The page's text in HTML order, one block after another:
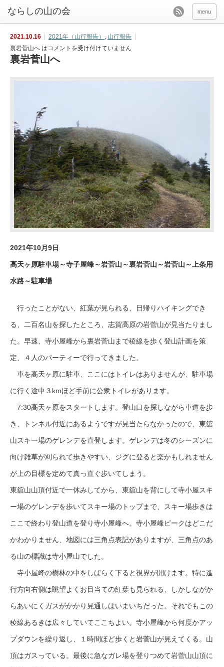
menu
2021.10.16 2021年（山行報告） , 山行報告
裏岩菅山へ はコメントを受け付けていません
裏岩菅山へ
2021年10月9日
高天ヶ原駐車場～寺子屋峰～岩菅山～裏岩菅山～岩菅山～上条用
水路～駐車場
行ったことがない、紅葉が見られる、日帰りハイキングでき
る、二百名山を探したところ、志賀高原の岩菅山が見当たりまし
た。早速、寺小屋峰から裏岩菅山まで稜線を歩く登山計画を策
定、４人のパーティーで行ってきました。
車を高天ヶ原に駐車、ここにはトイレはありませんが、駐車場
に行く途中３kmほど手前に公衆トイレがあります。
7:30高天ヶ原をスタートします。登山口を探しながら車道を歩
き、トンネル付近にあるようですが見当たらなかったので、東舘
山スキー場のゲレンデを直登します。ゲレンデは冬のシーズンに
向け雑草が刈られて歩きやすい、ジグに登ると楽かもしれません
が上の目標を定めて真っ直ぐ歩いてしまう。
東舘山山頂付近で一休みしてから、東舘山を背にして寺小屋スキ
ー場のゲレンデを歩いてスキー場のトップまで、スキー場歩きは
ここで終わり登山道を登り寺小屋峰へ。寺小屋峰ピークはどこだ
かわかりません、地図には三角点表記がありますが、三角点のあ
る山の標識は寺小屋山でした。
寺小屋峰の樹林の中をしばらく下ると視界が開けます。特に進
行方向右側は眺望よくお目当ての紅葉も見られる、しかしながか
らあいにくガスがかかり見通しはいまいちだった。それでもこの
稜線あるきは広々していてここちよい。寺小屋峰から何度かアッ
プダウンを繰り返し、１時間ほど歩くと岩菅山が見えてくる。山
頂はガスっている。最後に急なガレ場を登りつめて岩菅山山頂に